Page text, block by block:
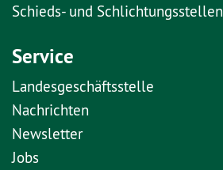
Schieds- und Schlichtungsstellen
Service
Landesgeschäftsstelle
Nachrichten
Newsletter
Jobs